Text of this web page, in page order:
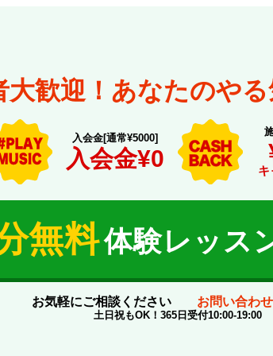
大歓迎！あなたのや
入会金[通常¥5000]
入会金¥0 キ
無料体験レッス
お気軽にご相談ください お問い合わ
土日祝もOK！365日受付10:00-19:00